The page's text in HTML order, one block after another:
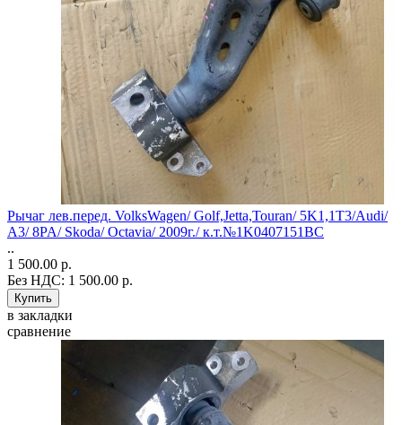
Рычаг лев.перед. VolksWagen/ Golf,Jetta,Touran/ 5K1,1T3/Audi/
A3/ 8PA/ Skoda/ Octavia/ 2009г./ к.т.№1K0407151BC
..
1 500.00 р.
Без НДС: 1 500.00 р.
в закладки
сравнение